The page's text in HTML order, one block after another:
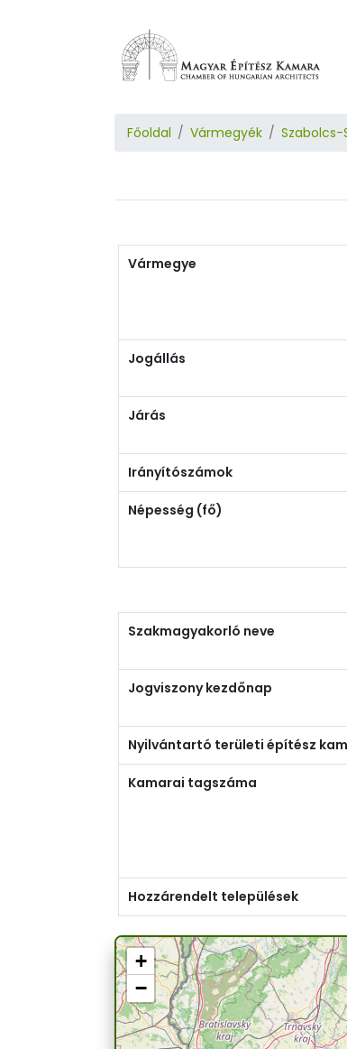
Főoldal Vármegyék
Vármegye
Jogállás
Járás
Irányítószámok
Népesség (fő)
Szakmagyakorló neve
Jogviszony kezdőnap
Nyilvántartó területi építész
Kamarai tagszáma
Hozzárendelt települések
+
−